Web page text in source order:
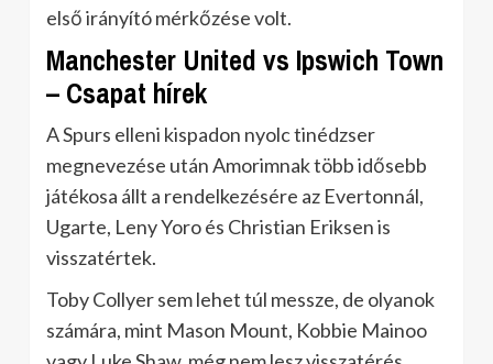
első irányító mérkőzése volt.
Manchester United vs Ipswich Town
– Csapat hírek
A Spurs elleni kispadon nyolc tinédzser
megnevezése után Amorimnak több idősebb
játékosa állt a rendelkezésére az Evertonnál,
Ugarte, Leny Yoro és Christian Eriksen is
visszatértek.
Toby Collyer sem lehet túl messze, de olyanok
számára, mint Mason Mount, Kobbie Mainoo